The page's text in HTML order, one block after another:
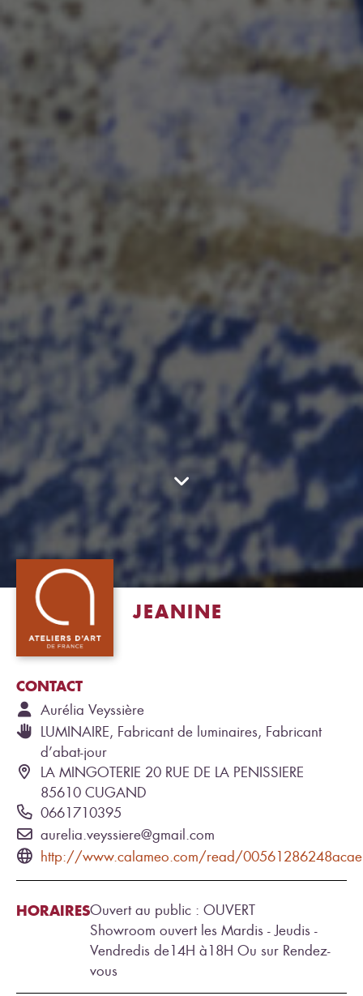
JEANINE
CONTACT
Aurélia Veyssière
LUMINAIRE, Fabricant de luminaires, Fabricant
d’abat-jour
LA MINGOTERIE 20 RUE DE LA PENISSIERE
85610 CUGAND
0661710395
aurelia.veyssiere@gmail.com
http://www.calameo.com/read/
HORAIRESOuvert au public : OUVERT
Showroom ouvert les Mardis - Jeudis -
Vendredis de14H à18H Ou sur Rendez-
vous